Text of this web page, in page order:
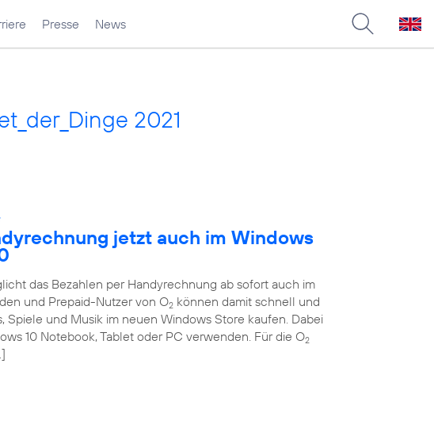
Presse News
2021
jetzt auch im Windows
das Bezahlen per Handyrechnung ab sofort auch im
und Prepaid-Nutzer von O2 können damit schnell und
Spiele und Musik im neuen Windows Store kaufen. Dabei
10 Notebook, Tablet oder PC verwenden. Für die O2